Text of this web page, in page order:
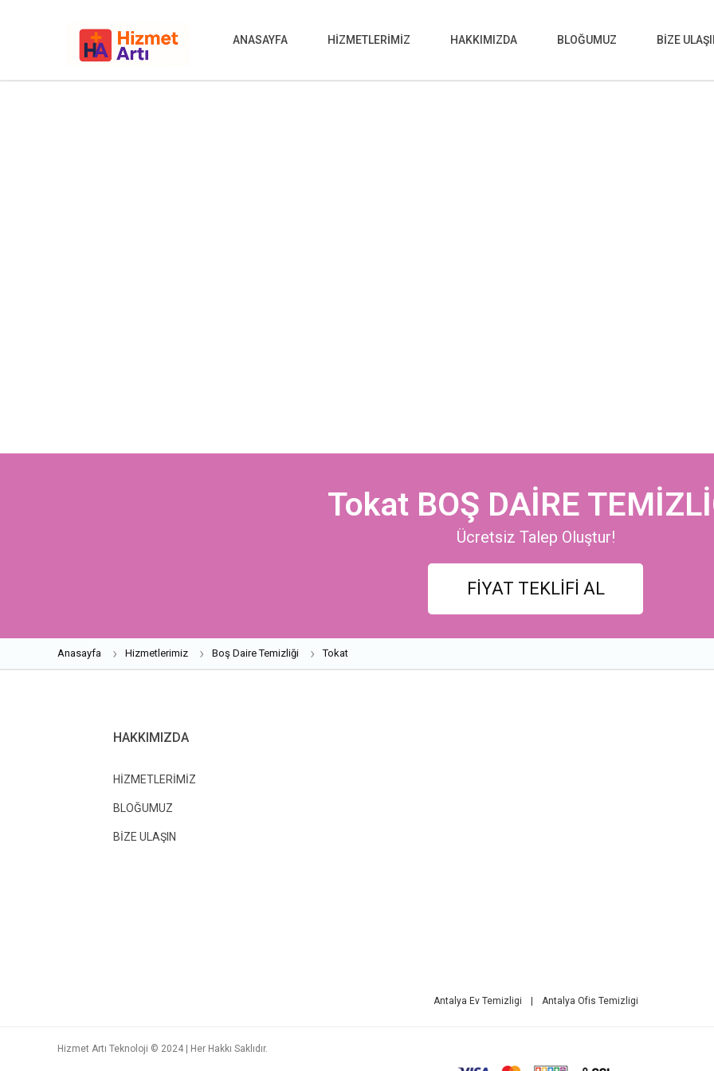
ANASAYFA HİZMETLERİMİZ HAKKIMIZDA BLOĞUMUZ BİZE
Tokat BOŞ DAİRE
Ücretsiz Talep Oluştur!
FİYAT TEKLİFİ AL
Anasayfa Hizmetlerimiz Boş Daire Temizliği Tokat
HAKKIMIZDA
HİZMETLERİMİZ
BLOĞUMUZ
BİZE ULAŞIN
Antalya Ev Temizligi Antalya Ofis Temizligi
Hizmet Artı Teknoloji © 2024 | Her Hakkı Saklıdır.